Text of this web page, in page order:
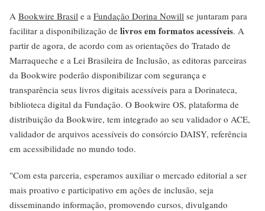
A Bookwire Brasil e a Fundação Dorina Nowill se juntaram para
facilitar a disponibilização de livros em formatos acessíveis. A
partir de agora, de acordo com as orientações do Tratado de
Marraqueche e a Lei Brasileira de Inclusão, as editoras parceiras
da Bookwire poderão disponibilizar com segurança e
transparência seus livros digitais acessíveis para a Dorinateca,
biblioteca digital da Fundação. O Bookwire OS, plataforma de
distribuição da Bookwire, tem integrado ao seu validador o ACE,
validador de arquivos acessíveis do consórcio DAISY, referência
em acessibilidade no mundo todo.
"Com esta parceria, esperamos auxiliar o mercado editorial a ser
mais proativo e participativo em ações de inclusão, seja
disseminando informação, promovendo cursos, divulgando